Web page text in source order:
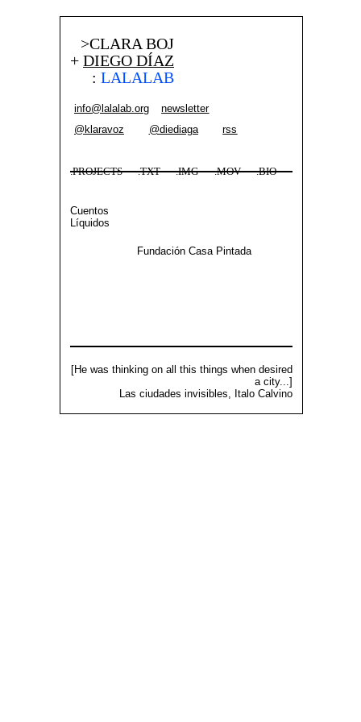
>CLARA BOJ
+ DIEGO DÍAZ
: LALALAB
info@lalalab.org
newsletter
@klaravoz
@diediaga rss
.PROJECTS .TXT .IMG .MOV .BIO
Cuentos
Líquidos
Fundación Casa Pintada
[He was thinking on all this things when desired
a city...]
Las ciudades invisibles, Italo Calvino